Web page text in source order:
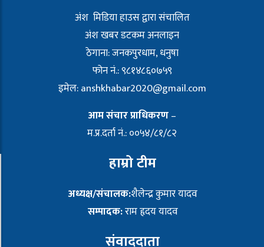
अंश मिडिया हाउस द्वारा संचालित
अंश खबर डटकम अनलाइन
ठेगाना: जनकपुरधाम, धनुषा
फोन नं.: ९८१४८६०७५९
इमेल:anshkhabar2020@gmail.com
आम संचार प्राधिकरण–
म.प्र.दर्ता नं.: ००५४/८१/८२
हाम्रो टीम
अध्यक्ष/संचालक:शैलेन्द्र कुमार यादव
सम्पादक:राम हृदय यादव
संवाददाता